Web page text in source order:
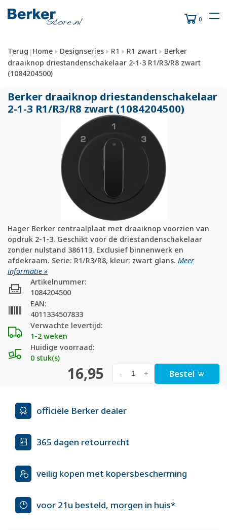
0
Terug | Home Designseries R1 R1 zwart
Berker
draaiknop driestandenschakelaar 2-1-3 R1/R3/R8 zwart
(1084204500)
Berker draaiknop driestandenschakelaar
2-1-3 R1/R3/R8 zwart (1084204500)
Hager Berker centraalplaat met draaiknop voorzien van
opdruk 2-1-3. Geschikt voor de driestandenschakelaar
zonder nulstand 386113. Exclusief binnenwerk en
afdekraam. Serie: R1/R3/R8, kleur: zwart glans. Meer
informatie »
Verwachte levertijd:
1-2 weken
Huidige voorraad:
0 stuk(s)
Artikelnummer:
1084204500
EAN:
4011334507833
16,95 +
- Bestel
officiële Berker dealer
365 dagen retourrecht
veilig kopen met kopersbescherming
voor 21u besteld, morgen in huis*